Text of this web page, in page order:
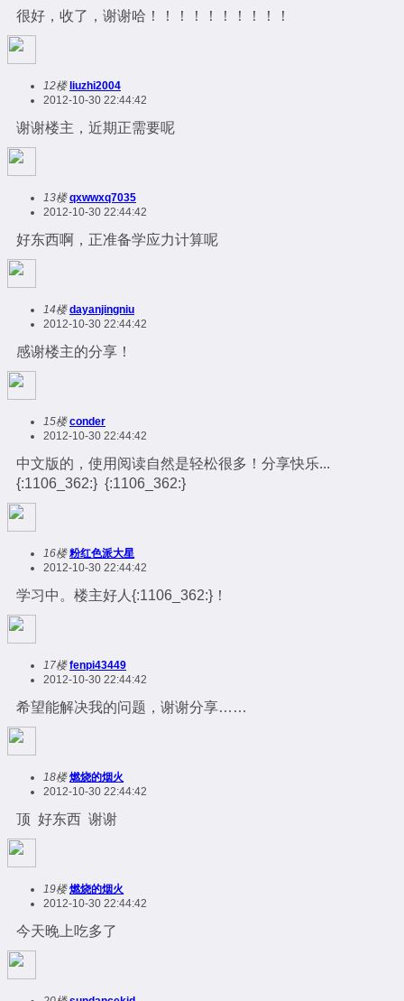
很好，收了，谢谢哈！！！！！！！！！！
12楼 liuzhi2004
2012-10-30 22:44:42
谢谢楼主，近期正需要呢
13楼 qxwwxq7035
2012-10-30 22:44:42
好东西啊，正准备学应力计算呢
14楼 dayanjingniu
2012-10-30 22:44:42
感谢楼主的分享！
15楼 conder
2012-10-30 22:44:42
中文版的，使用阅读自然是轻松很多！分享快乐...
{:1106_362:} {:1106_362:}
16楼 粉红色派大星
2012-10-30 22:44:42
学习中。楼主好人{:1106_362:}！
17楼 fenpi43449
2012-10-30 22:44:42
希望能解决我的问题，谢谢分享……
18楼 燃烧的烟火
2012-10-30 22:44:42
顶 好东西 谢谢
19楼 燃烧的烟火
2012-10-30 22:44:42
今天晚上吃多了